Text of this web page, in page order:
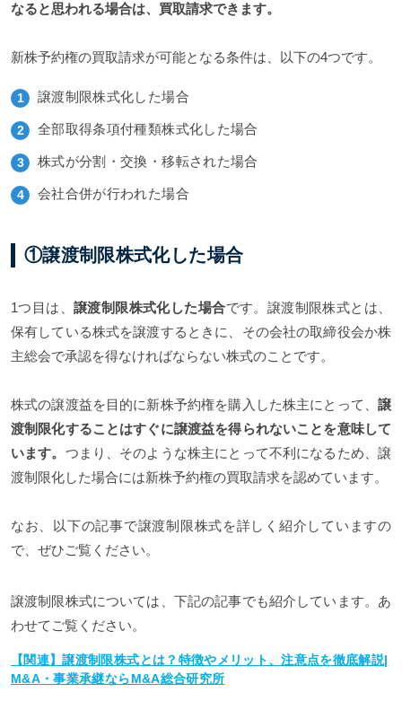
なると思われる場合は、買取請求できます。
新株予約権の買取請求が可能となる条件は、以下の4つです。
譲渡制限株式化した場合
全部取得条項付種類株式化した場合
株式が分割・交換・移転された場合
会社合併が行われた場合
①譲渡制限株式化した場合
1つ目は、譲渡制限株式化した場合です。譲渡制限株式とは、
保有している株式を譲渡するときに、その会社の取締役会か株
主総会で承認を得なければならない株式のことです。
株式の譲渡益を目的に新株予約権を購入した株主にとって、 譲
渡制限化することはすぐに譲渡益を得られないことを意味して
います。 つまり、そのような株主にとって不利になるため、譲
渡制限化した場合には新株予約権の買取請求を認めています。
なお、以下の記事で譲渡制限株式を詳しく紹介していますの
で、ぜひご覧ください。
譲渡制限株式については、下記の記事でも紹介しています。あ
わせてご覧ください。
【関連】譲渡制限株式とは？特徴やメリット、注意点を徹底解説|
M&A・事業承継ならM&A総合研究所